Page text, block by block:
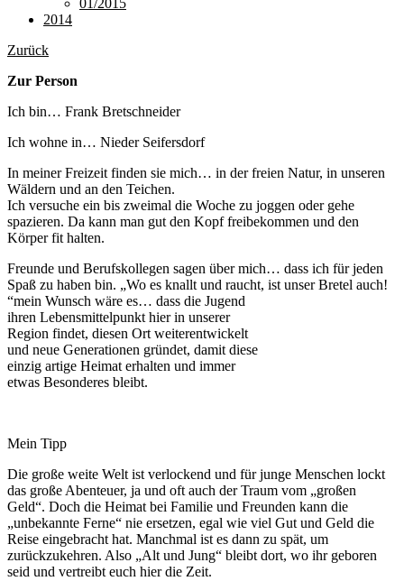
01/2015
2014
Zurück
Zur Person
Ich bin… Frank Bretschneider
Ich wohne in… Nieder Seifersdorf
In meiner Freizeit finden sie mich… in der freien Natur, in unseren
Wäldern und an den Teichen.
Ich versuche ein bis zweimal die Woche zu joggen oder gehe
spazieren. Da kann man gut den Kopf freibekommen und den
Körper fit halten.
Freunde und Berufskollegen sagen über mich… dass ich für jeden
Spaß zu haben bin. „Wo es knallt und raucht, ist unser Bretel auch!
“mein Wunsch wäre es… dass die Jugend
ihren Lebensmittelpunkt hier in unserer
Region findet, diesen Ort weiterentwickelt
und neue Generationen gründet, damit diese
einzig artige Heimat erhalten und immer
etwas Besonderes bleibt.
Mein Tipp
Die große weite Welt ist verlockend und für junge Menschen lockt
das große Abenteuer, ja und oft auch der Traum vom „großen
Geld“. Doch die Heimat bei Familie und Freunden kann die
„unbekannte Ferne“ nie ersetzen, egal wie viel Gut und Geld die
Reise eingebracht hat. Manchmal ist es dann zu spät, um
zurückzukehren. Also „Alt und Jung“ bleibt dort, wo ihr geboren
seid und vertreibt euch hier die Zeit.